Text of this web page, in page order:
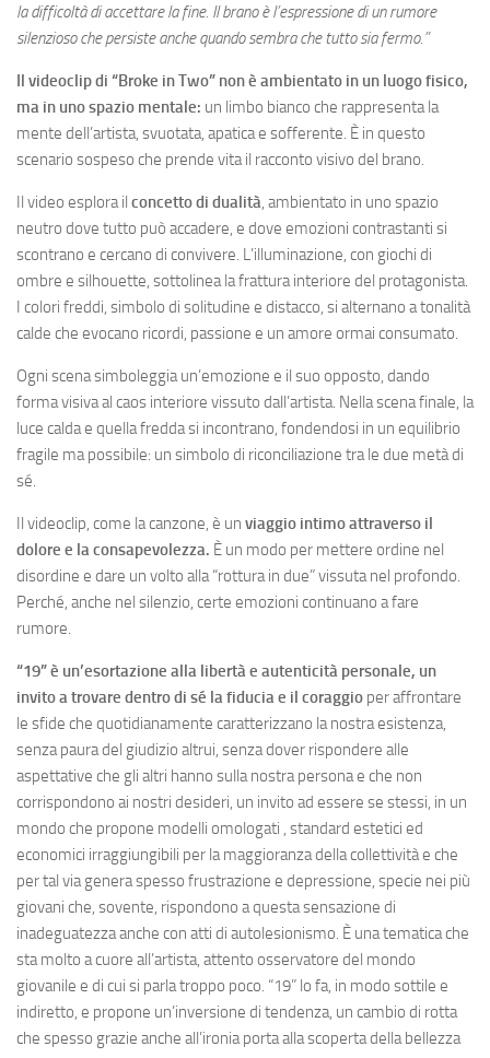
la difficoltà di accettare la fine. Il brano è l’espressione di un rumore
silenzioso che persiste anche quando sembra che tutto sia fermo.”
Il videoclip di “Broke in Two” non è ambientato in un luogo fisico,
ma in uno spazio mentale: un limbo bianco che rappresenta la
mente dell’artista, svuotata, apatica e sofferente. È in questo
scenario sospeso che prende vita il racconto visivo del brano.
Il video esplora il concetto di dualità, ambientato in uno spazio
neutro dove tutto può accadere, e dove emozioni contrastanti si
scontrano e cercano di convivere. L’illuminazione, con giochi di
ombre e silhouette, sottolinea la frattura interiore del protagonista.
I colori freddi, simbolo di solitudine e distacco, si alternano a tonalità
calde che evocano ricordi, passione e un amore ormai consumato.
Ogni scena simboleggia un’emozione e il suo opposto, dando
forma visiva al caos interiore vissuto dall’artista. Nella scena finale, la
luce calda e quella fredda si incontrano, fondendosi in un equilibrio
fragile ma possibile: un simbolo di riconciliazione tra le due metà di
sé.
Il videoclip, come la canzone, è un viaggio intimo attraverso il
dolore e la consapevolezza. È un modo per mettere ordine nel
disordine e dare un volto alla “rottura in due” vissuta nel profondo.
Perché, anche nel silenzio, certe emozioni continuano a fare
rumore.
“19” è un’esortazione alla libertà e autenticità personale, un
invito a trovare dentro di sé la fiducia e il coraggio per affrontare
le sfide che quotidianamente caratterizzano la nostra esistenza,
senza paura del giudizio altrui, senza dover rispondere alle
aspettative che gli altri hanno sulla nostra persona e che non
corrispondono ai nostri desideri, un invito ad essere se stessi, in un
mondo che propone modelli omologati , standard estetici ed
economici irraggiungibili per la maggioranza della collettività e che
per tal via genera spesso frustrazione e depressione, specie nei più
giovani che, sovente, rispondono a questa sensazione di
inadeguatezza anche con atti di autolesionismo. È una tematica che
sta molto a cuore all’artista, attento osservatore del mondo
giovanile e di cui si parla troppo poco. “19” lo fa, in modo sottile e
indiretto, e propone un’inversione di tendenza, un cambio di rotta
che spesso grazie anche all’ironia porta alla scoperta della bellezza